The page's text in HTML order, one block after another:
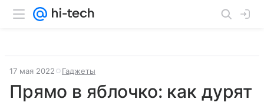
17 мая 2022 Гаджеты
Прямо в яблочко: как дурят